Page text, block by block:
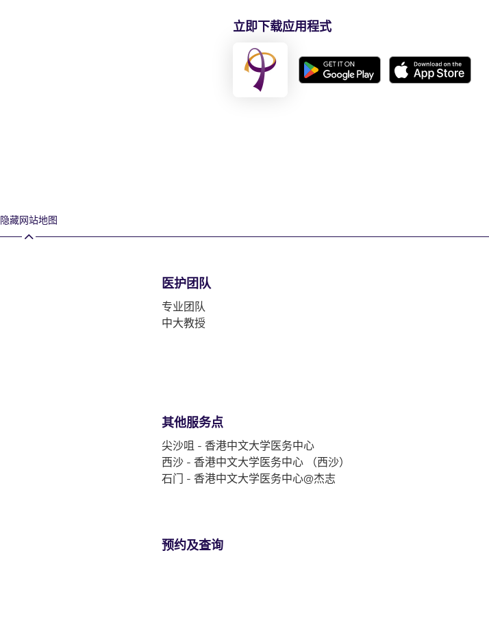
立即下载应用程式
隐藏网站地图
医护团队
专业团队
中大教授
其他服务点
尖沙咀 - 香港中文大学医务中心
西沙 - 香港中文大学医务中心 （西沙）
石门 - 香港中文大学医务中心@杰志
预约及查询